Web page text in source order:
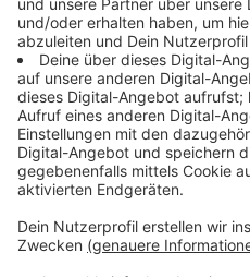
die Marktstraße muss
frei bleiben. Der
Markt- und die Coesfelder
mobile Wache wieder da,
die Kirmes im Blick.
Anzeige